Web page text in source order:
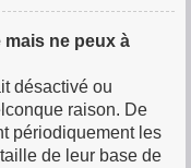
mais ne peux à
désactivé ou
raison. De
périodiquement les
de leur base de